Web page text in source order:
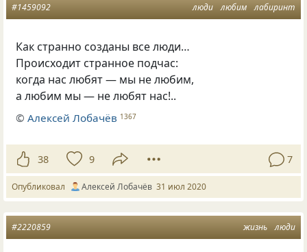
люди любим лабиринт
#1459092
Как странно созданы все люди…
Происходит странное подчас:
когда нас любят — мы не любим,
а любим мы — не любят нас!..
©Алексей Лобачёв 1367
38 9 7
Опубликовал Алексей Лобачёв 31 июл 2020
жизнь люди
#2220859